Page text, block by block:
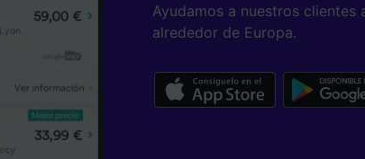
Ayudamos a nuestros clientes
alrededor de Europa.